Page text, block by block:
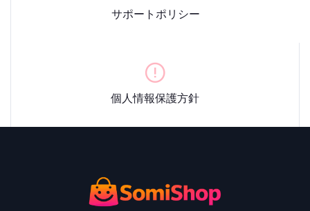
サポートポリシー
個人情報保護方針